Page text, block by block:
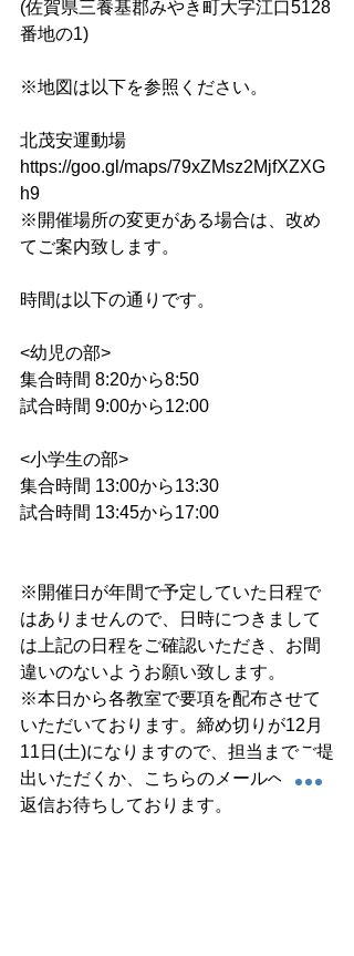
(佐賀県三養基郡みやき町大字江口5128
番地の1)
※地図は以下を参照ください。
北茂安運動場
https://goo.gl/maps/79xZMsz2MjfXZXG
h9
※開催場所の変更がある場合は、改め
てご案内致します。
時間は以下の通りです。
<幼児の部>
集合時間 8:20から8:50
試合時間 9:00から12:00
<小学生の部>
集合時間 13:00から13:30
試合時間 13:45から17:00
※開催日が年間で予定していた日程で
はありませんので、日時につきまして
は上記の日程をご確認いただき、お間
違いのないようお願い致します。
※本日から各教室で要項を配布させて
いただいております。締め切りが12月
11日(土)になりますので、担当までご提
出いただくか、こちらのメールへのご
返信お待ちしております。